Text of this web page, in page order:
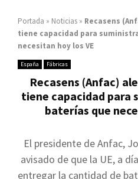
Portada » Noticias » Recasens
tiene capacidad para
necesitan hoy los VE
España Fábricas
Recasens (Anfac)
tiene capacidad para
baterías que
El presidente de Anfac,
avisado de que la UE, a
entregar la cantidad de